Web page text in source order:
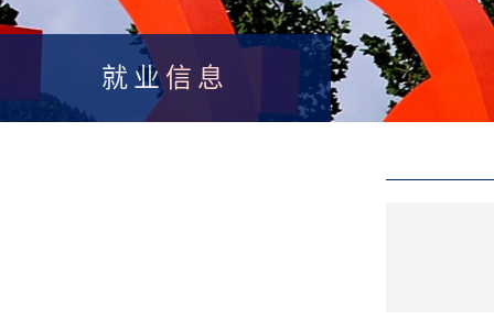
就业信息